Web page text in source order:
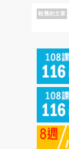
較舊的文章